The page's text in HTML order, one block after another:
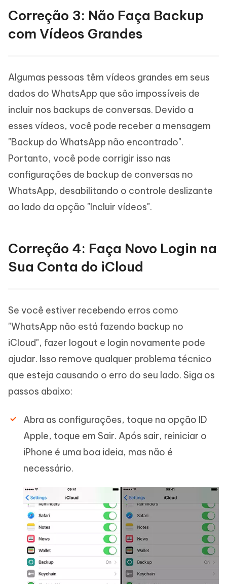
Correção 3: Não Faça Backup
com Vídeos Grandes
Algumas pessoas têm vídeos grandes em seus
dados do WhatsApp que são impossíveis de
incluir nos backups de conversas. Devido a
esses vídeos, você pode receber a mensagem
"Backup do WhatsApp não encontrado".
Portanto, você pode corrigir isso nas
configurações de backup de conversas no
WhatsApp, desabilitando o controle deslizante
ao lado da opção "Incluir vídeos".
Correção 4: Faça Novo Login na
Sua Conta do iCloud
Se você estiver recebendo erros como
"WhatsApp não está fazendo backup no
iCloud", fazer logout e login novamente pode
ajudar. Isso remove qualquer problema técnico
que esteja causando o erro do seu lado. Siga os
passos abaixo:
Abra as configurações, toque na opção ID
Apple, toque em Sair. Após sair, reiniciar o
iPhone é uma boa ideia, mas não é
necessário.